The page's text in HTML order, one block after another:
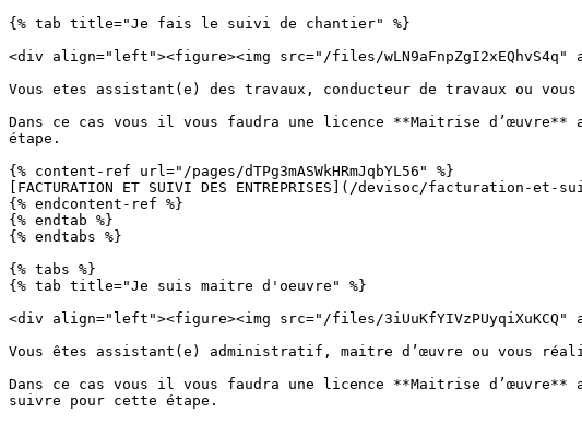
{% tab title="Je fais le suivi de chantier" %}
<div align="left"><figure><img src="/files/
Vous etes assistant(e) des travaux, conducteur de travaux ou
Dans ce cas vous il vous faudra une licence **Maitrise
étape.
{% content-ref url="/pages/dTPg3mASWkHRmJqbYL56" %}
[FACTURATION ET SUIVI DES ENTREPRISES](/devisoc/facturation-
{% endcontent-ref %}
{% endtab %}
{% endtabs %}
{% tabs %}
{% tab title="Je suis maitre d'oeuvre" %}
<div align="left"><figure><img src="/files/
Vous êtes assistant(e) administratif, maitre d’œuvre ou vous
Dans ce cas vous il vous faudra une licence **Maitrise
suivre pour cette étape.